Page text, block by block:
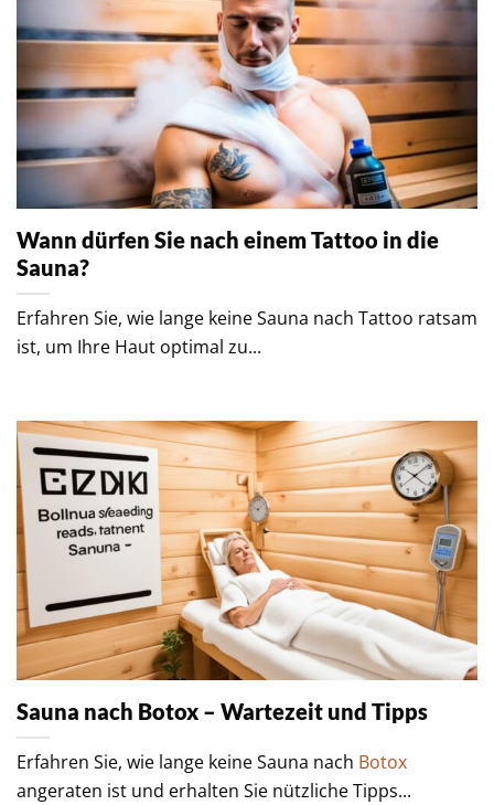
Wann dürfen Sie nach einem Tattoo in die
Sauna?
Erfahren Sie, wie lange keine Sauna nach Tattoo ratsam
ist, um Ihre Haut optimal zu...
Sauna nach Botox – Wartezeit und Tipps
Erfahren Sie, wie lange keine Sauna nach Botox
angeraten ist und erhalten Sie nützliche Tipps...